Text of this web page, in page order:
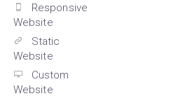
Responsive
Website
Static
Website
Custom
Website